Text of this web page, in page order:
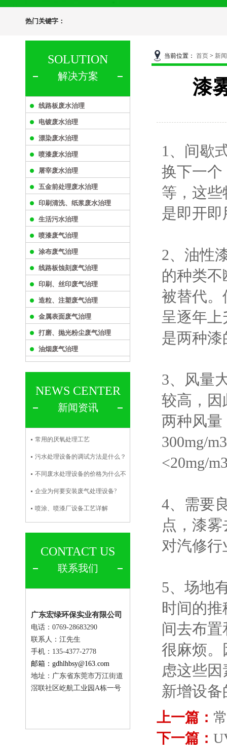
热门关键字：
SOLUTION
解决方案
线路板废水治理
电镀废水治理
漂染废水治理
喷漆废水治理
屠宰废水治理
五金前处理废水治理
印刷清洗、纸浆废水治理
生活污水治理
喷漆废气治理
涂布废气治理
线路板蚀刻废气治理
印刷、丝印废气治理
造粒、注塑废气治理
金属表面废气治理
打磨、抛光粉尘废气治理
油烟废气治理
NEWS CENTER
新闻资讯
常用的厌氧处理工艺
污水处理设备的调试方法是什么？
不同废水处理设备的价格为什么不
企业为何要安装废气处理设备?
喷涂、喷漆厂设备工艺详解
CONTACT US
联系我们
广东宏绿环保实业有限公司
电话：0769-28683290
联系人： 江先生
手机：135-4377-2778
邮箱：gdhlhbsy@163.com
地址：广东省东莞市万江街道
滘联社区屹航工业园A栋一号
当前位置： 首页 > 新
漆
1、间歇
换下一个
等，这
是即开即
2、油性
的种类
被替代。
呈逐年
是两种漆
3、风量
较高，因
两种风量
300mg/
<20mg/
4、需要
点，漆
对汽修
5、场地
时间的
间去布
很麻烦。
虑这些
新增设
上一篇：
下一篇：